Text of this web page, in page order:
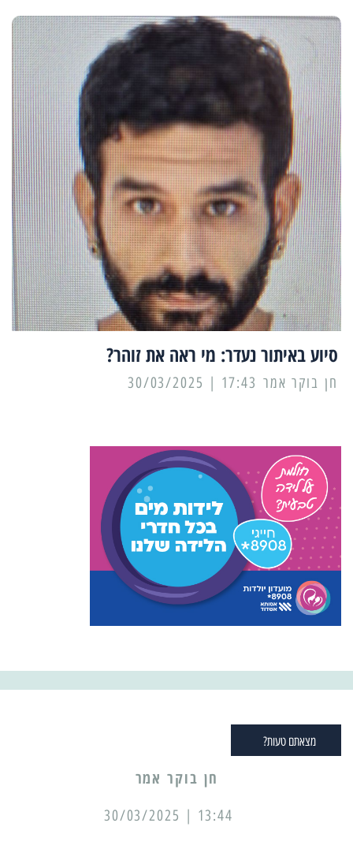
סיוע באיתור נעדר: מי ראה את זוהר?
17:43 | 30/03/2025
מצאתם טעות?
13:44 | 30/03/2025